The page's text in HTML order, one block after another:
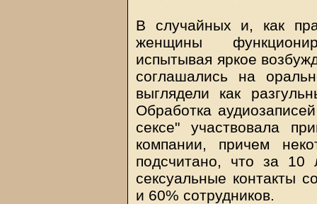
В случайных и, как
женщины
испытывая яркое
соглашались на
выглядели как
Обработка
сексе" участвовала
компании, причем
подсчитано, что за 10
сексуальные контакты
и 60% сотрудников.